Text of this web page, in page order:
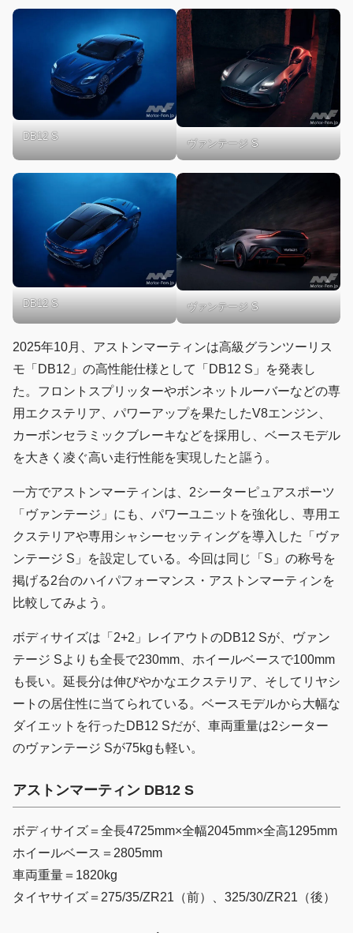
DB12 S
ヴァンテージ S
DB12 S ヴァンテージ S
2025年10月、アストンマーティンは高級グランツーリス
モ「DB12」の高性能仕様として「DB12 S」を発表し
た。フロントスプリッターやボンネットルーバーなどの専
用エクステリア、パワーアップを果たしたV8エンジン、
カーボンセラミックブレーキなどを採用し、ベースモデル
を大きく凌ぐ高い走行性能を実現したと謳う。
一方でアストンマーティンは、2シーターピュアスポーツ
「ヴァンテージ」にも、パワーユニットを強化し、専用エ
クステリアや専用シャシーセッティングを導入した「ヴァ
ンテージ S」を設定している。今回は同じ「S」の称号を
掲げる2台のハイパフォーマンス・アストンマーティンを
比較してみよう。
ボディサイズは「2+2」レイアウトのDB12 Sが、ヴァン
テージ Sよりも全長で230mm、ホイールベースで100mm
も長い。延長分は伸びやかなエクステリア、そしてリヤシ
ートの居住性に当てられている。ベースモデルから大幅な
ダイエットを行ったDB12 Sだが、車両重量は2シーター
のヴァンテージ Sが75kgも軽い。
アストンマーティン DB12 S
ボディサイズ＝全長4725mm×全幅2045mm×全高1295mm
ホイールベース＝2805mm
車両重量＝1820kg
タイヤサイズ＝275/35/ZR21（前）、325/30/ZR21（後）